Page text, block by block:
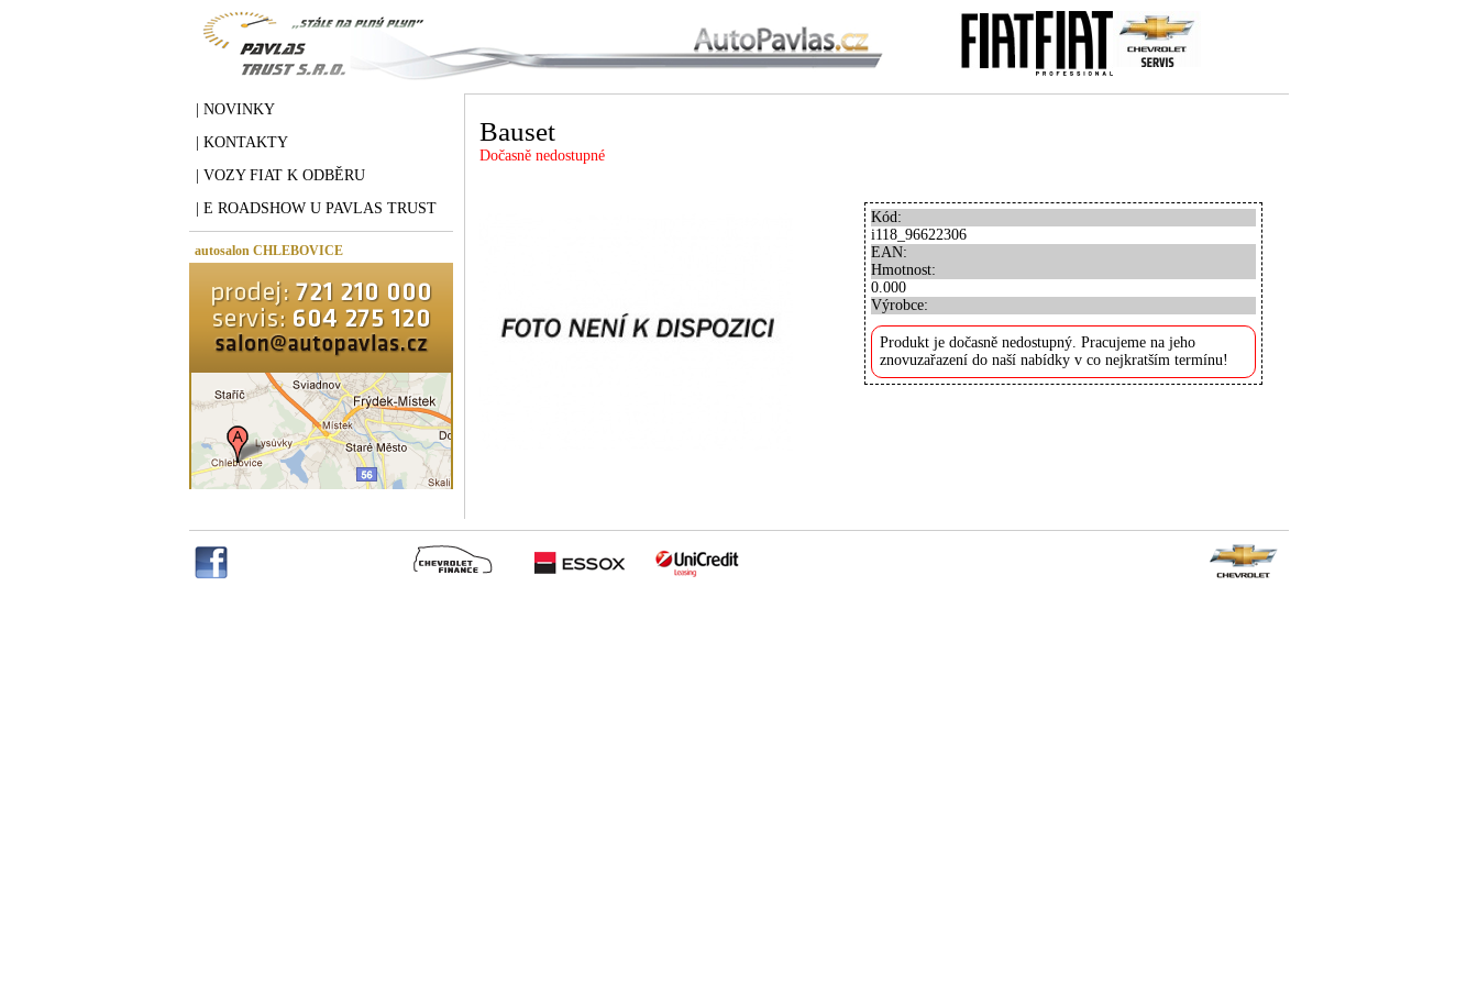
| NOVINKY
| KONTAKTY
| VOZY FIAT K ODBĚRU
| E ROADSHOW U PAVLAS TRUST
autosalon CHLEBOVICE
Bauset
Dočasně nedostupné
Kód:
i118_96622306
EAN:
Hmotnost:
0.000
Výrobce:
Produkt je dočasně nedostupný. Pracujeme na jeho
znovuzařazení do naší nabídky v co nejkratším termínu!